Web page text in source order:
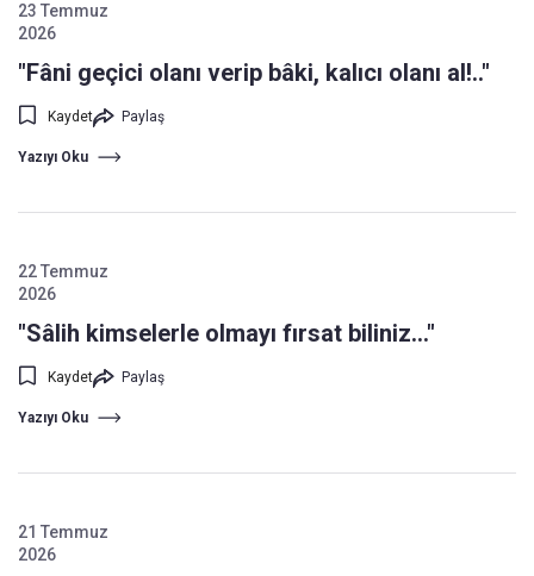
23 Temmuz
2026
"Fâni geçici olanı verip bâki, kalıcı olanı al!.."
Kaydet Paylaş
Yazıyı Oku
22 Temmuz
2026
"Sâlih kimselerle olmayı fırsat biliniz..."
Kaydet Paylaş
Yazıyı Oku
21 Temmuz
2026